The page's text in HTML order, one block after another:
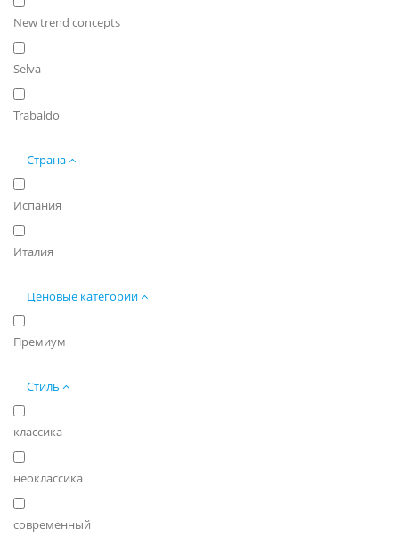
New trend concepts
Selva
Trabaldo
Страна
Испания
Италия
Ценовые категории
Премиум
Стиль
классика
неоклассика
современный